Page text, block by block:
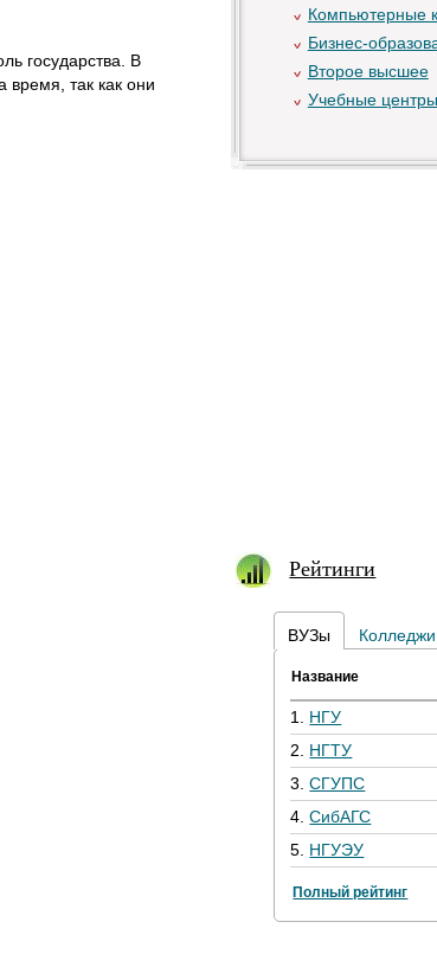
государства. В
время, так как они
Компьютерные
Бизнес-
Второе высшее
Учебные
Рейтинги
ВУЗы Колледжи
Название
1. НГУ
2. НГТУ
3.СГУПС
4.СибАГС
5. НГУЭУ
Полный рейтинг